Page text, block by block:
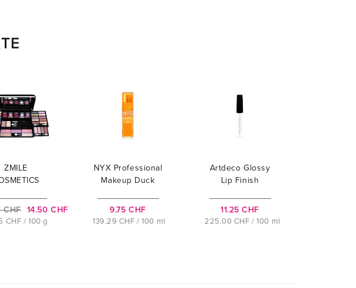
ZMILE
CHF 14.50 CHF
CHF / 100 g
NYX Professional
Makeup Duck
9.75 CHF
139.29 CHF / 100 ml
Artdeco Glossy
Lip Finish
11.25 CHF
225.00 CHF / 100 ml